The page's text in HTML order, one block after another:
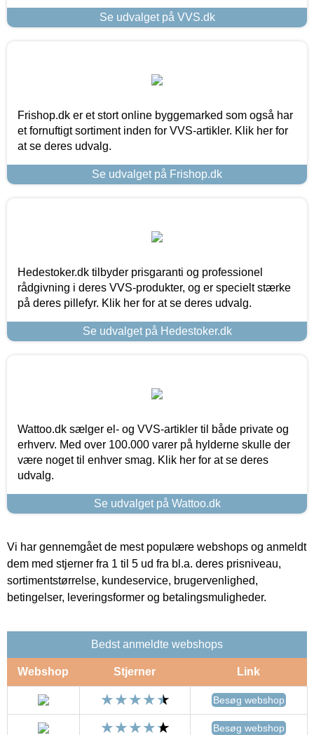
Se udvalget på VVS.dk
Frishop.dk er et stort online byggemarked som også har
et fornuftigt sortiment inden for VVS-artikler. Klik her for
at se deres udvalg.
Se udvalget på Frishop.dk
Hedestoker.dk tilbyder prisgaranti og professionel
rådgivning i deres VVS-produkter, og er specielt stærke
på deres pillefyr. Klik her for at se deres udvalg.
Se udvalget på Hedestoker.dk
Wattoo.dk sælger el- og VVS-artikler til både private og
erhverv. Med over 100.000 varer på hylderne skulle der
være noget til enhver smag. Klik her for at se deres
udvalg.
Se udvalget på Wattoo.dk
Vi har gennemgået de mest populære webshops og anmeldt
dem med stjerner fra 1 til 5 ud fra bl.a. deres prisniveau,
sortimentstørrelse, kundeservice, brugervenlighed,
betingelser, leveringsformer og betalingsmuligheder.
Bedst anmeldte webshops
Webshop Stjerner Link
Besøg webshop
Besøg webshop